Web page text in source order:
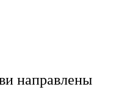
направлены